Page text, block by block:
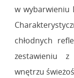
w wybarwieniu
chłodnych
zestawieniu
wnętrzu